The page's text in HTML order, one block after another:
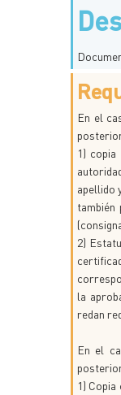
En el
1)
apellido
2)
la
redan
En el
1)